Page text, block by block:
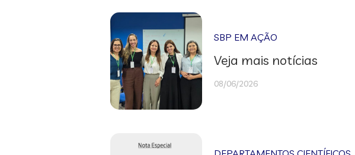
SBP EM AÇÃO
Veja mais notícias
08/06/2026